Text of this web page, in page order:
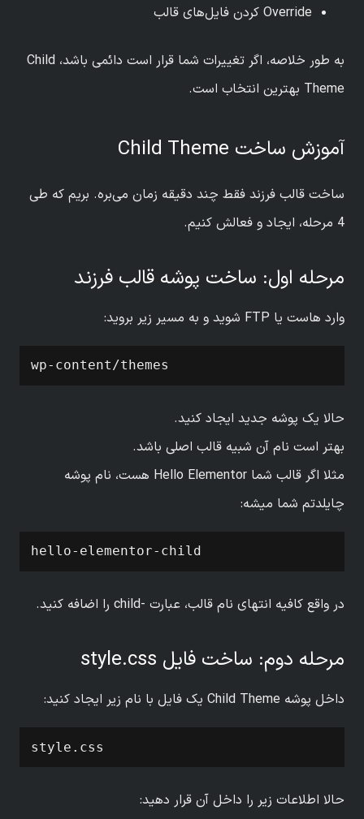
Override کردن فایل‌های قالب
به طور خلاصه، اگر تغییرات شما قرار است دائمی باشد، Child
Theme بهترین انتخاب است.
آموزش ساخت Child Theme
ساخت قالب فرزند فقط چند دقیقه زمان می‌بره. بریم که طی
4 مرحله، ایجاد و فعالش کنیم.
مرحله اول: ساخت پوشه قالب فرزند
وارد هاست یا FTP شوید و به مسیر زیر بروید:
wp-content/themes
حالا یک پوشه جدید ایجاد کنید.
بهتر است نام آن شبیه قالب اصلی باشد.
مثلا اگر قالب شما Hello Elementor هست، نام پوشه
چایلدتم شما میشه:
hello-elementor-child
در واقع کافیه انتهای نام قالب، عبارت -child را اضافه کنید.
مرحله دوم: ساخت فایل style.css
داخل پوشه Child Theme یک فایل با نام زیر ایجاد کنید:
style.css
حالا اطلاعات زیر را داخل آن قرار دهید: